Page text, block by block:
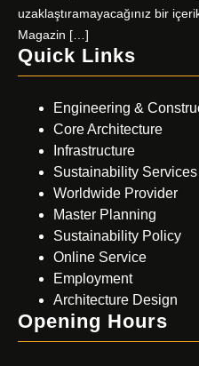
uzaklaştıramayacağınız bir
Magazin […]
Quick Links
Engineering &
Core Architecture
Infrastructure
Sustainability Services
Worldwide Provider
Master Planning
Sustainability Policy
Online Service
Employment
Architecture Design
Opening Hours